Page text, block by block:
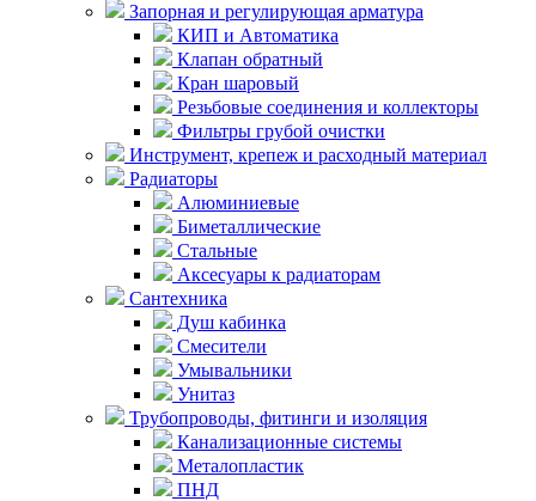
Запорная и регулирующая арматура
КИП и Автоматика
Клапан обратный
Кран шаровый
Резьбовые соединения и коллекторы
Фильтры грубой очистки
Инструмент, крепеж и расходный материал
Радиаторы
Алюминиевые
Биметаллические
Стальные
Аксесуары к радиаторам
Сантехника
Душ кабинка
Смесители
Умывальники
Унитаз
Трубопроводы, фитинги и изоляция
Канализационные системы
Металопластик
ПНД